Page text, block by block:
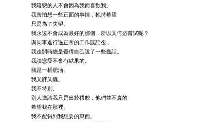
我暗戀的人不會因為我而喜歡我。
我害怕想一些正面的事情，抱持希望
只是為了失望。
我永遠不會成為最好的那個，所以又何必嘗試呢？
與同事進行過正常的工作談話後，
我走開時總是覺得自己說了一些蠢話。
我談戀愛不會有結果的。
我是一桶肥油。
我又胖又醜。
我不特別。
別人邀請我只是出於禮貌，他們並不真的
希望我在那裡。
我不配得到我想要的東西。